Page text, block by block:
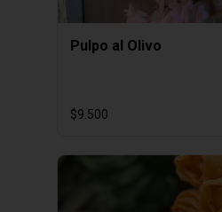
Pulpo al Olivo
$9.500